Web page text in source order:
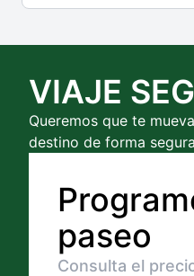
VIAJE
Queremos que te
destino de forma
paseo
Consulta el